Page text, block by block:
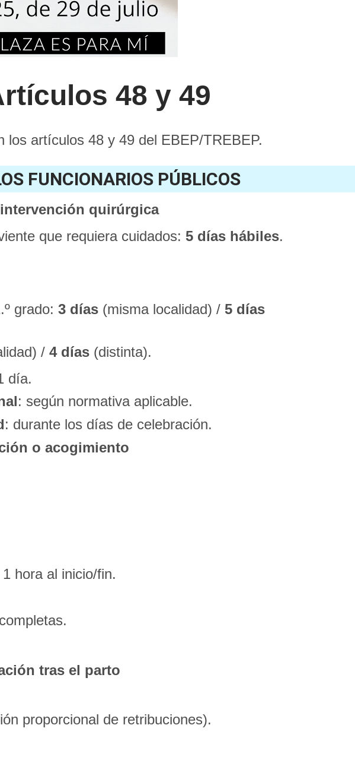
48 y 49
los artículos 48 y 49 del EBEP/TREBEP.
FUNCIONARIOS PÚBLICOS
quirúrgica
que requiera cuidados: 5 días hábiles.
grado:3 días (misma localidad) /5 días
/4 días (distinta).
día.
: según normativa aplicable.
: durante los días de celebración.
o acogimiento
hora al inicio/fin.
tras el parto
proporcional de retribuciones).